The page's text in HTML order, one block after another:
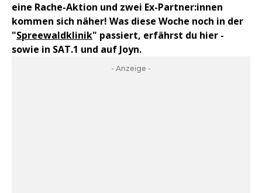
eine Rache-Aktion und zwei Ex-Partner:innen
kommen sich näher! Was diese Woche noch in der
"Spreewaldklinik" passiert, erfährst du hier -
sowie in SAT.1 und auf Joyn.
- Anzeige -